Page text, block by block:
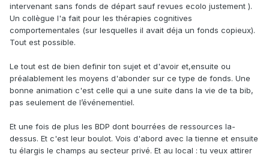
intervenant sans fonds de départ sauf revues ecolo justement ).
Un collègue l'a fait pour les thérapies cognitives
comportementales (sur lesquelles il avait déja un fonds copieux).
Tout est possible.
Le tout est de bien definir ton sujet et d'avoir et,ensuite ou
préalablement les moyens d'abonder sur ce type de fonds. Une
bonne animation c'est celle qui a une suite dans la vie de ta bib,
pas seulement de l’événementiel.
Et une fois de plus les BDP dont bourrées de ressources la-
dessus. Et c'est leur boulot. Vois d'abord avec la tienne et ensuite
tu élargis le champs au secteur privé. Et au local : tu veux attirer